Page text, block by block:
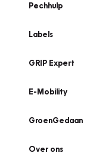
Pechhulp
Labels
GRIP Expert
E-Mobility
GroenGedaan
Over ons